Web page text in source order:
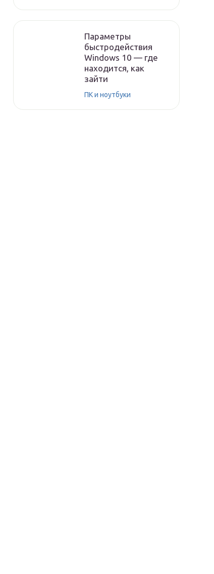
Параметры
быстродействия
Windows 10 — где
находится, как
зайти
ПК и ноутбуки